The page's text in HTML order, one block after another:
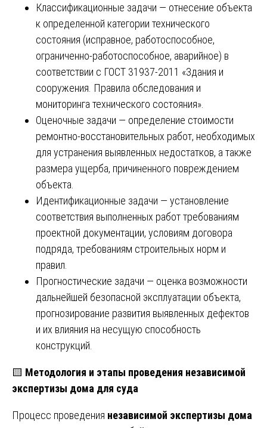
Классификационные задачи — отнесение объекта
к определенной категории технического
состояния (исправное, работоспособное,
ограниченно-работоспособное, аварийное) в
соответствии с ГОСТ 31937-2011 «Здания и
сооружения. Правила обследования и
мониторинга технического состояния».
Оценочные задачи — определение стоимости
ремонтно-восстановительных работ, необходимых
для устранения выявленных недостатков, а также
размера ущерба, причиненного повреждением
объекта.
Идентификационные задачи — установление
соответствия выполненных работ требованиям
проектной документации, условиям договора
подряда, требованиям строительных норм и
правил.
Прогностические задачи — оценка возможности
дальнейшей безопасной эксплуатации объекта,
прогнозирование развития выявленных дефектов
и их влияния на несущую способность
конструкций.
🟨 Методология и этапы проведения независимой
экспертизы дома для суда
Процесс проведения независимой экспертизы дома